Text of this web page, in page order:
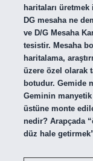
haritaları
DG mesaha ne
ve D/G Mesaha
tesistir. Mesaha
haritalama,
üzere özel olarak
botudur. Gemide
Geminin
üstüne monte
nedir? Arapçada
düz hale